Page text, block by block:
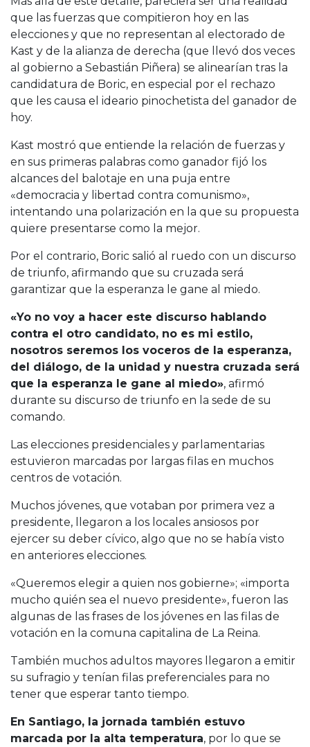
que las fuerzas que compitieron hoy en las
elecciones y que no representan al electorado de
Kast y de la alianza de derecha (que llevó dos veces
al gobierno a Sebastián Piñera) se alinearían tras la
candidatura de Boric, en especial por el rechazo
que les causa el ideario pinochetista del ganador de
hoy.
Kast mostró que entiende la relación de fuerzas y
en sus primeras palabras como ganador fijó los
alcances del balotaje en una puja entre
«democracia y libertad contra comunismo»,
intentando una polarización en la que su propuesta
quiere presentarse como la mejor.
Por el contrario, Boric salió al ruedo con un discurso
de triunfo, afirmando que su cruzada será
garantizar que la esperanza le gane al miedo.
«Yo no voy a hacer este discurso hablando
contra el otro candidato, no es mi estilo,
nosotros seremos los voceros de la esperanza,
del diálogo, de la unidad y nuestra cruzada será
que la esperanza le gane al miedo», afirmó
durante su discurso de triunfo en la sede de su
comando.
Las elecciones presidenciales y parlamentarias
estuvieron marcadas por largas filas en muchos
centros de votación.
Muchos jóvenes, que votaban por primera vez a
presidente, llegaron a los locales ansiosos por
ejercer su deber cívico, algo que no se había visto
en anteriores elecciones.
«Queremos elegir a quien nos gobierne»; «importa
mucho quién sea el nuevo presidente», fueron las
algunas de las frases de los jóvenes en las filas de
votación en la comuna capitalina de La Reina.
También muchos adultos mayores llegaron a emitir
su sufragio y tenían filas preferenciales para no
tener que esperar tanto tiempo.
En Santiago, la jornada también estuvo
marcada por la alta temperatura, por lo que se